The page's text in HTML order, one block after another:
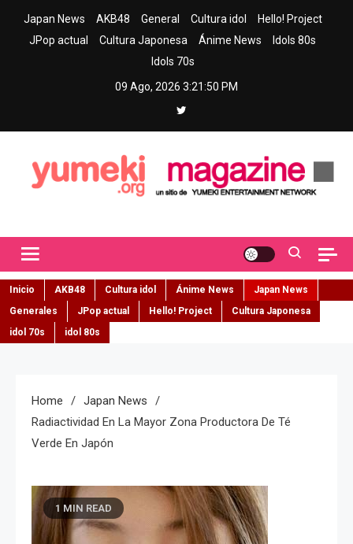
Japan News AKB48 General Cultura idol
Hello! Project
JPop actual
Cultura Japonesa Ánime News
Idols 80s
Idols 70s
09 Ago, 2026 3:21:51 PM
Inicio AKB48 Cultura idol Ánime News
Japan News
Generales
JPop actual Hello! Project
Cultura Japonesa
idol 70s
idol 80s
Home
Japan News
Radiactividad En La Mayor Zona Productora De Té
Verde En Japón
1 MIN READ